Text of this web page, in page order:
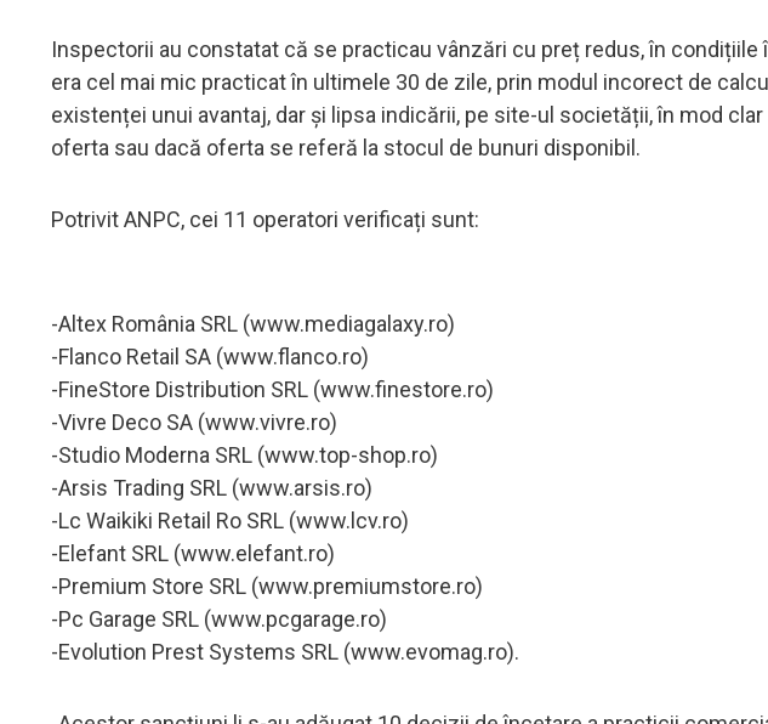
Inspectorii au constatat că se practicau vânzări cu preț redus, în
era cel mai mic practicat în ultimele 30 de zile, prin modul incorect de
existenței unui avantaj, dar și lipsa indicării, pe site-ul societății, în mod
oferta sau dacă oferta se referă la stocul de bunuri disponibil.
Potrivit ANPC, cei 11 operatori verificați sunt:
-Altex România SRL (www.mediagalaxy.ro)
-Flanco Retail SA (www.flanco.ro)
-FineStore Distribution SRL (www.finestore.ro)
-Vivre Deco SA (www.vivre.ro)
-Studio Moderna SRL (www.top-shop.ro)
-Arsis Trading SRL (www.arsis.ro)
-Lc Waikiki Retail Ro SRL (www.lcv.ro)
-Elefant SRL (www.elefant.ro)
-Premium Store SRL (www.premiumstore.ro)
-Pc Garage SRL (www.pcgarage.ro)
-Evolution Prest Systems SRL (www.evomag.ro).